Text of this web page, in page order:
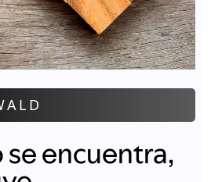
se encuentra,